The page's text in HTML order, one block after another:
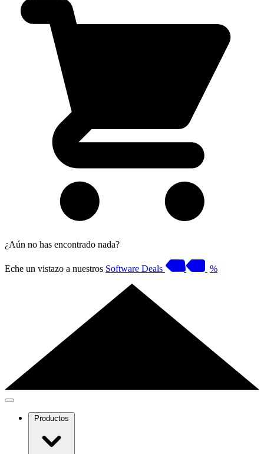
¿Aún no has encontrado nada?
Eche un vistazo a nuestros Software Deals %
Productos